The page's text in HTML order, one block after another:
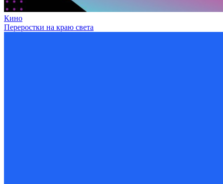
Кино
Переростки на краю света